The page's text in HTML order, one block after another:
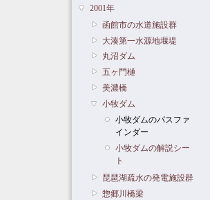
2001年
函館市の水道施設群
大湊第一水源地堰堤
丸沼ダム
五ヶ門樋
美濃橋
小牧ダム
小牧ダムのパスファ
インダー
小牧ダムの解説シー
ト
琵琶湖疏水の発電施設群
惣郷川橋梁